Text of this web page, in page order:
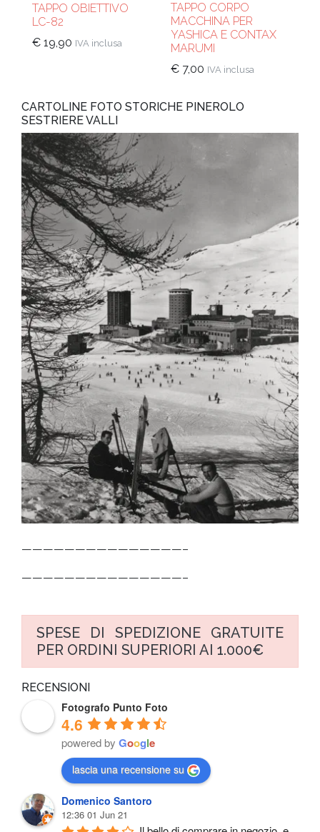
TAPPO OBIETTIVO
LC-82
€ 19,90 IVA inclusa
TAPPO CORPO
MACCHINA PER
YASHICA E CONTAX
MARUMI
€ 7,00 IVA inclusa
CARTOLINE FOTO STORICHE PINEROLO
SESTRIERE VALLI
———————————————–
———————————————–
SPESE DI SPEDIZIONE GRATUITE
PER ORDINI SUPERIORI AI 1.000€
RECENSIONI
Fotografo Punto Foto
4.6
powered by Google
lascia una recensione su
Domenico Santoro
12:36 01 Jun 21